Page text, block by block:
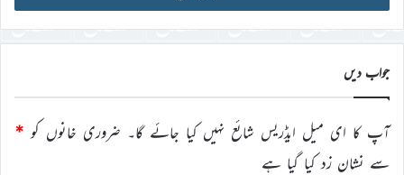
ڈی
درج
کریں
جواب دیں
آپ کا ای میل ایڈریس شائع نہیں کیا جائے گا۔ ضروری خانوں کو *
سے نشان زد کیا گیا ہے